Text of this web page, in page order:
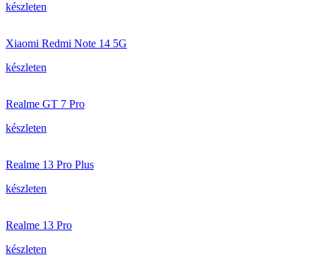
készleten
Xiaomi Redmi Note 14 5G
készleten
Realme GT 7 Pro
készleten
Realme 13 Pro Plus
készleten
Realme 13 Pro
készleten